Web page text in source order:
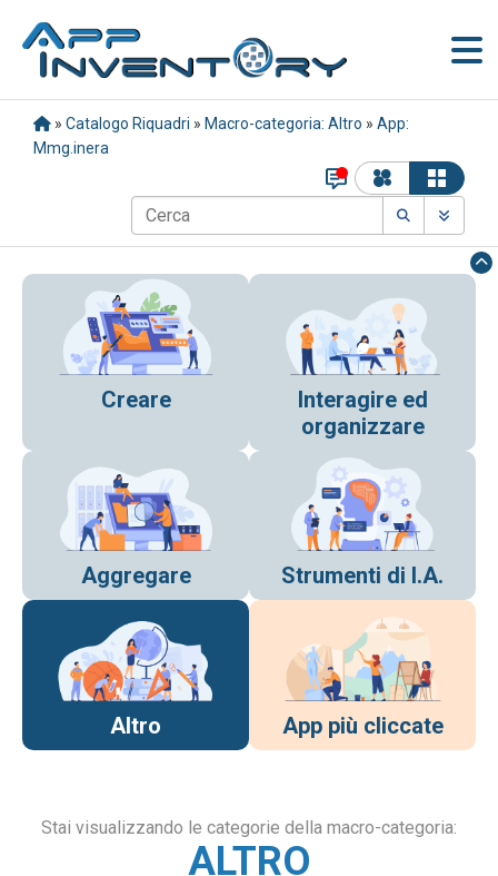
» Catalogo Riquadri » Macro-categoria: Altro » App:
Mmg.inera
Creare
Interagire ed
organizzare
Aggregare Strumenti di I.A.
Altro App più cliccate
Stai visualizzando le categorie della macro-categoria:
ALTRO